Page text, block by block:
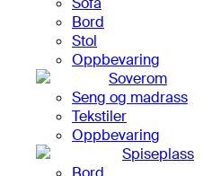
Bord
Stol
Oppbevaring
Soverom
Seng og madrass
Tekstiler
Oppbevaring
Spiseplass